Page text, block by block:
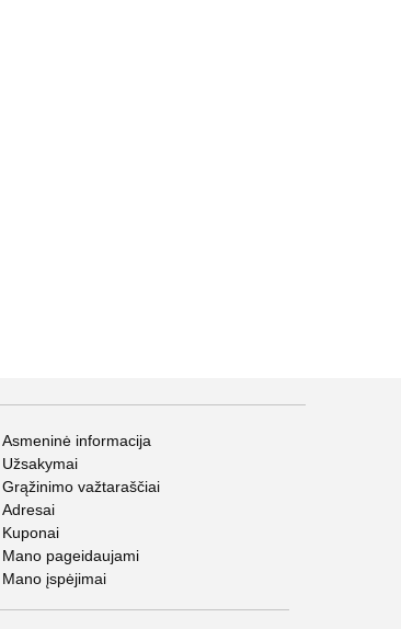
Asmeninė informacija
Užsakymai
Grąžinimo važtaraščiai
Adresai
Kuponai
Mano pageidaujami
Mano įspėjimai